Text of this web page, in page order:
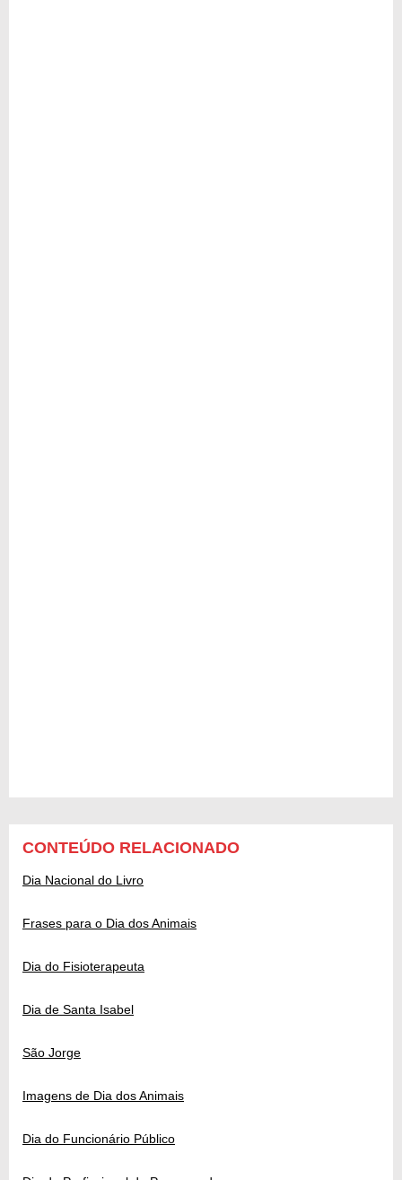
CONTEÚDO RELACIONADO
Dia Nacional do Livro
Frases para o Dia dos Animais
Dia do Fisioterapeuta
Dia de Santa Isabel
São Jorge
Imagens de Dia dos Animais
Dia do Funcionário Público